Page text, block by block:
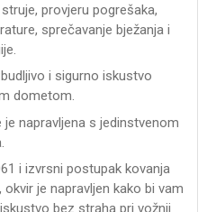
provjeru pogrešaka,
sprečavanje bježanja i
i sigurno iskustvo
dometom.
napravljena s jedinstvenom
i izvrsni postupak kovanja
je napravljen kako bi vam